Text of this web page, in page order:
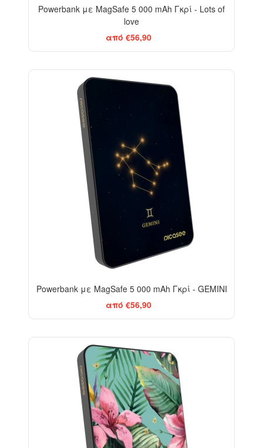
Powerbank με MagSafe 5 000 mAh Γκρί - Lots of
love
από €56,90
Powerbank με MagSafe 5 000 mAh Γκρί - GEMINI
από €56,90